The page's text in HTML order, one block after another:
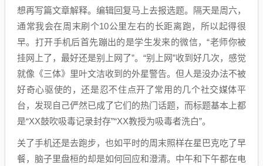
想再写篇文章解释。编辑回复马上去报选题。隔天是周六，
通常我会在周末刷个10公里左右的长距离跑，所以起得很
早。打开手机后首先蹦出的是学生发来的微信，“老师你被
挂网上了，最好还是别上网了”。“别上网”收到好几次，感觉
就像《三体》里叶文洁收到的外星警告。但人是没办法不被
好奇心驱使的，还是忍不住点开了常用的几个社交媒体平
台，发现自己俨然已成了它们的热门话题，而标题基本上都
是“XX鼓吹吸毒记录封存”“XX教授为吸毒者洗白”。
关了手机还是去跑步，也如平时的周末照样在星巴克吃了早
餐，脑子里盘桓的却是如何回应和澄清。中午和下午都在电